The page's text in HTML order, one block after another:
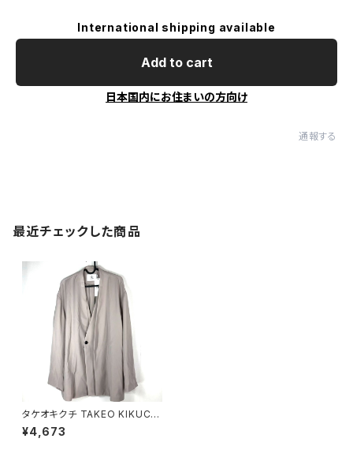
International shipping available
Add to cart
日本国内にお住まいの方向け
通報する
最近チェックした商品
タケオキクチ TAKEO KIKUCHI
ジャケット ベージュ 3サイズ L
サンプル品 854954
¥4,673